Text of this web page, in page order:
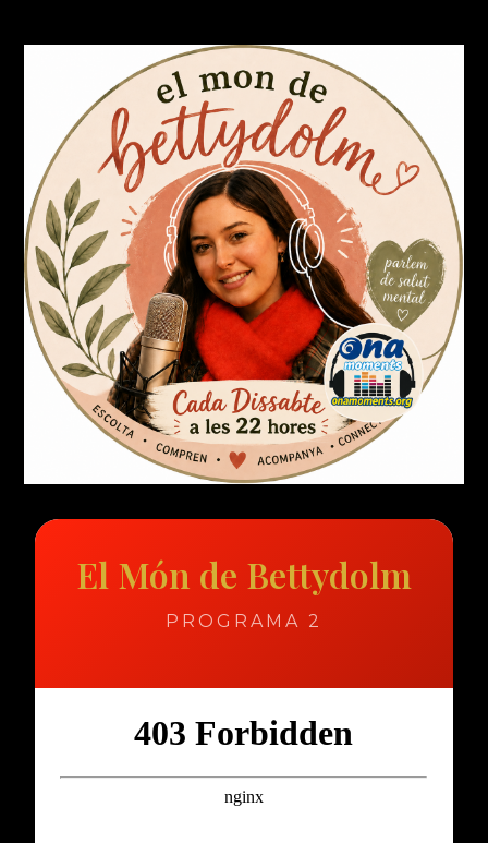
El Món de Bettydolm
PROGRAMA 2